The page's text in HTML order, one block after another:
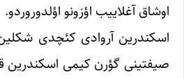
اوشاق آغلاییب اؤزونو اؤلدوروردو.
اسکندرین آروادی کئچدی شکلین
صیفتینی گؤرن کیمی اسکندرین